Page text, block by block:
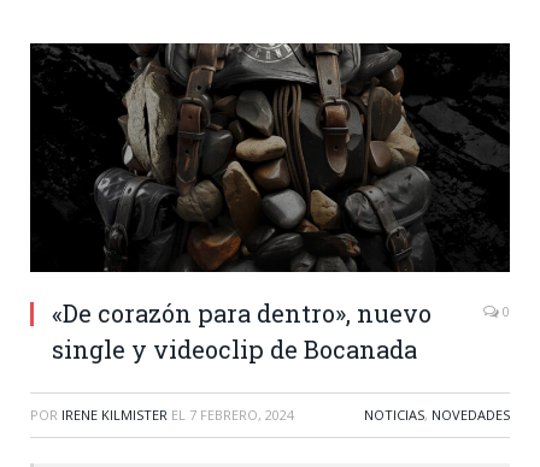
«De corazón para dentro», nuevo
single y videoclip de Bocanada
0
POR IRENE KILMISTER EL 7 FEBRERO, 2024 NOTICIAS, NOVEDADES